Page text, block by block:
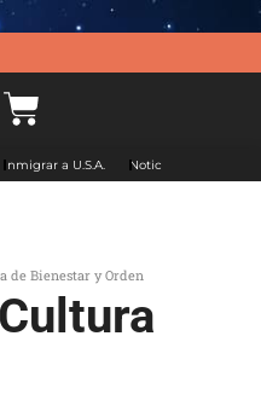
Inmigrar a U.S.A. Noticias Argentina
de Bienestar y Orden